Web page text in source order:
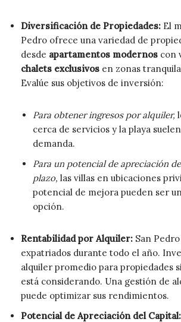
Diversificación de Propiedades: El
Pedro ofrece una variedad de
desde apartamentos modernos con
chalets exclusivos en zonas
Evalúe sus objetivos de inversión:
Para obtener ingresos por alquiler,
cerca de servicios y la playa
demanda.
Para un potencial de apreciación
plazo, las villas en ubicaciones
potencial de mejora pueden ser
opción.
Rentabilidad por Alquiler: San
expatriados durante todo el año.
alquiler promedio para propiedades
está considerando. Una gestión de
puede optimizar sus rendimientos.
Potencial de Apreciación del Capital: